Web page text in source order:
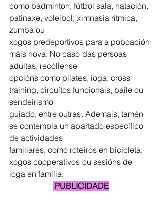
como bádminton, fútbol sala, natación,
patinaxe, voleibol, ximnasia rítmica,
zumba ou
xogos predeportivos para a poboación
máis nova. No caso das persoas
adultas, recóllense
opcións como pilates, ioga, cross
training, circuítos funcionais, baile ou
sendeirismo
guiado, entre outras. Ademais, tamén
se contempla un apartado específico
de actividades
familiares, como roteiros en bicicleta,
xogos cooperativos ou sesións de
ioga en familia.
PUBLICIDADE